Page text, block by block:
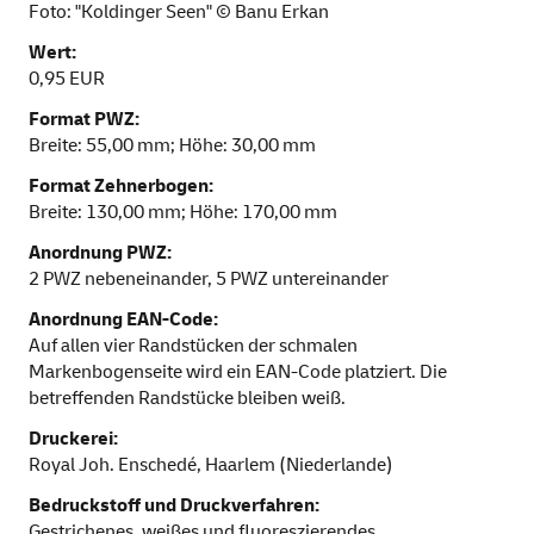
Foto: "Koldinger Seen" © Banu Erkan
Wert:
0,95 EUR
Format PWZ:
Breite: 55,00 mm; Höhe: 30,00 mm
Format Zehnerbogen:
Breite: 130,00 mm; Höhe: 170,00 mm
Anordnung PWZ:
2 PWZ nebeneinander, 5 PWZ untereinander
Anordnung EAN-Code:
Auf allen vier Randstücken der schmalen
Markenbogenseite wird ein EAN-Code platziert. Die
betreffenden Randstücke bleiben weiß.
Druckerei:
Royal Joh. Enschedé, Haarlem (Niederlande)
Bedruckstoff und Druckverfahren: